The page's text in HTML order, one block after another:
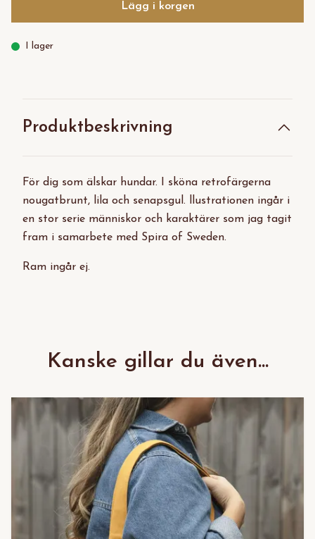
Lägg i korgen
I lager
Produktbeskrivning
För dig som älskar hundar. I sköna retrofärgerna
nougatbrunt, lila och senapsgul. llustrationen ingår i
en stor serie människor och karaktärer som jag tagit
fram i samarbete med Spira of Sweden.
Ram ingår ej.
Kanske gillar du även...